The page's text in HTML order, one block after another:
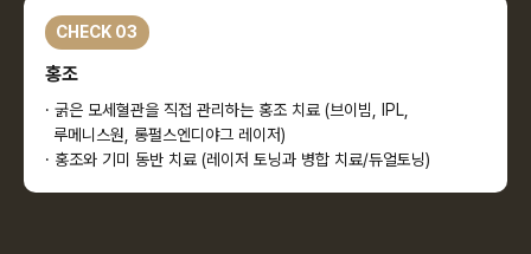
CHECK 03
홍조
· 굵은 모세혈관을 직접 관리하는 홍조 치료 (브이빔, IPL,
루메니스원, 롱펄스엔디야그 레이저)
· 홍조와 기미 동반 치료 (레이저 토닝과 병합 치료/듀얼토닝)